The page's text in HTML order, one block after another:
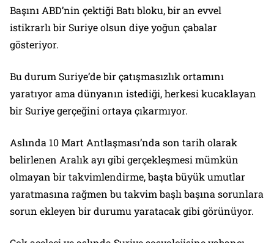
Başını ABD’nin çektiği Batı bloku, bir an evvel
istikrarlı bir Suriye olsun diye yoğun çabalar
gösteriyor.
Bu durum Suriye’de bir çatışmasızlık ortamını
yaratıyor ama dünyanın istediği, herkesi kucaklayan
bir Suriye gerçeğini ortaya çıkarmıyor.
Aslında 10 Mart Antlaşması’nda son tarih olarak
belirlenen Aralık ayı gibi gerçekleşmesi mümkün
olmayan bir takvimlendirme, başta büyük umutlar
yaratmasına rağmen bu takvim başlı başına sorunlara
sorun ekleyen bir durumu yaratacak gibi görünüyor.